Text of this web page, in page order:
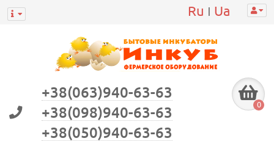
Ru | Ua
+38(063)940-63-63
+38(098)940-63-63
+38(050)940-63-63
0